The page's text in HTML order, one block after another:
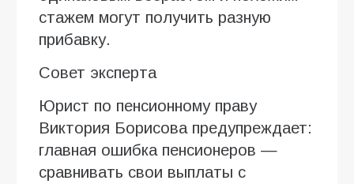
стажем могут получить разную
прибавку.
Совет эксперта
Юрист по пенсионному праву
Виктория Борисова предупреждает:
главная ошибка пенсионеров —
сравнивать свои выплаты с